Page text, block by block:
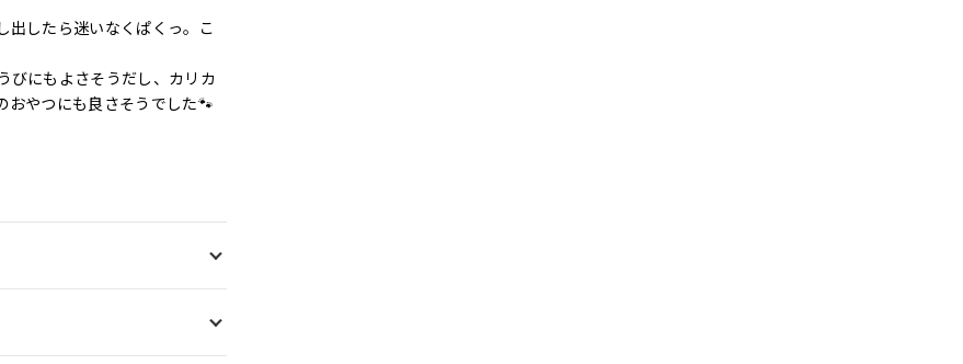
出したら迷いなくぱくっ。こ
びにもよさそうだし、カリカ
おやつにも良さそうでした🐾